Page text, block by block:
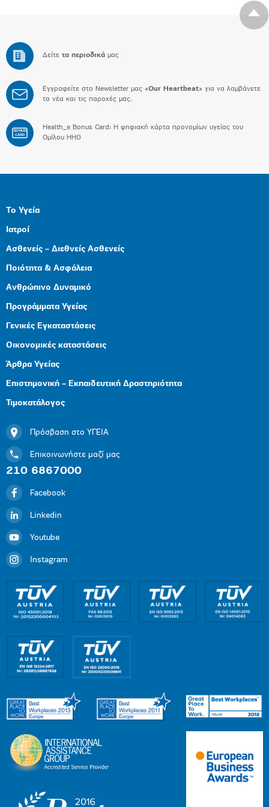
Δείτε τα περιοδικά μας
Εγγραφείτε στο Newsletter μας «Our Heartbeat» για να λαμβάνετε
τα νέα και τις παροχές μας.
BONUS
CARD
Health_e Bonus Card: H ψηφιακή κάρτα προνομίων υγείας του
Ομίλου HHG
Το Υγεία
Ιατροί
Ασθενείς – Διεθνείς Ασθενείς
Ποιότητα & Ασφάλεια
Ανθρώπινο Δυναμικό
Προγράμματα Υγείας
Γενικές Εγκαταστάσεις
Οικονομικές καταστάσεις
Άρθρα Υγείας
Επιστημονική – Εκπαιδευτική Δραστηριότητα
Τιμοκατάλογος
Πρόσβαση στο ΥΓΕΙΑ
Επικοινωνήστε μαζί μας
210 6867000
Facebook
Linkedin
Youtube
Instagram